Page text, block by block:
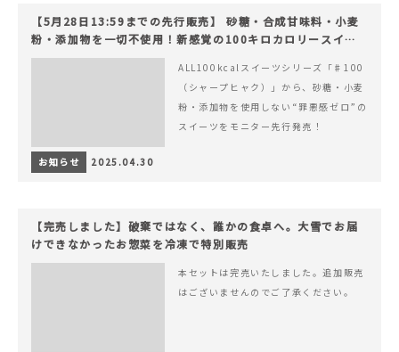
【5月28日13:59までの先行販売】 砂糖・合成甘味料・小麦
粉・添加物を一切不使用！新感覚の100キロカロリースイー
ツでヘルシーライフを。
ALL100kcalスイーツシリーズ「♯100
（シャープヒャク）」から、砂糖・小麦
粉・添加物を使用しない“罪悪感ゼロ”の
スイーツをモニター先行発売！
お知らせ 2025.04.30
【完売しました】破棄ではなく、誰かの食卓へ。大雪でお届
けできなかったお惣菜を冷凍で特別販売
本セットは完売いたしました。追加販売
はございませんのでご了承ください。